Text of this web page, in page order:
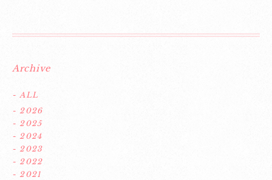
Archive
- ALL
- 2026
- 2025
- 2024
- 2023
- 2022
- 2021